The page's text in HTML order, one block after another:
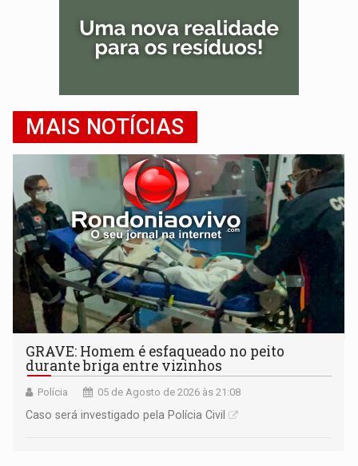
MAIS NOTÍCIAS
GRAVE: Homem é esfaqueado no peito
durante briga entre vizinhos
Polícia 05 de Agosto de 2026 às 21:08
Caso será investigado pela Polícia Civil